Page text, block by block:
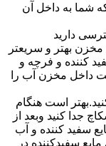
شما به داخل آن
دارید
بهتر و سریعتر
کننده و فرچه و
داخل مخزن آب را
است هنگام
جدا کنید وبعد از
سفید کننده و آب
سفیدکننده در